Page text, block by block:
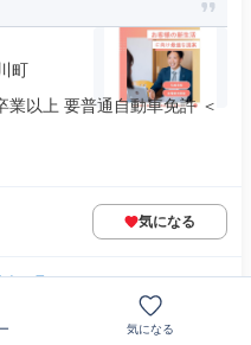
町
以上 要普通自動車免許 ＜
気になる
人を見る
気になる